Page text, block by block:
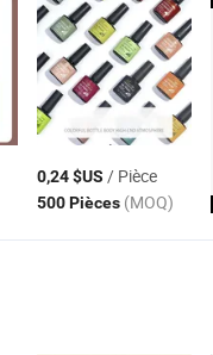
0,24 $US / Pièce
500 Pièces (MOQ)